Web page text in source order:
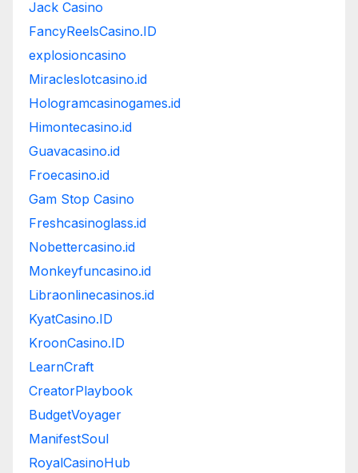
Jack Casino
FancyReelsCasino.ID
explosioncasino
Miracleslotcasino.id
Hologramcasinogames.id
Himontecasino.id
Guavacasino.id
Froecasino.id
Gam Stop Casino
Freshcasinoglass.id
Nobettercasino.id
Monkeyfuncasino.id
Libraonlinecasinos.id
KyatCasino.ID
KroonCasino.ID
LearnCraft
CreatorPlaybook
BudgetVoyager
ManifestSoul
RoyalCasinoHub